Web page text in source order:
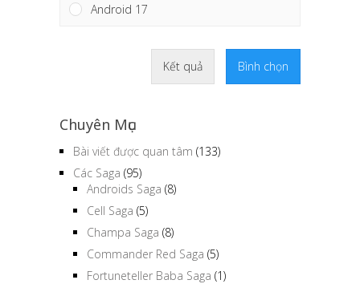
Android 17
Kết quả Bình chọn
Chuyên Mục
Bài viết được quan tâm (133)
Các Saga (95)
Androids Saga (8)
Cell Saga (5)
Champa Saga (8)
Commander Red Saga (5)
Fortuneteller Baba Saga (1)